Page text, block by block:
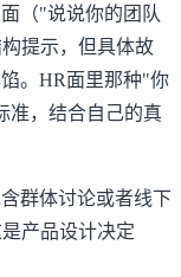
（"说说你的团队
提示，但具体故
。HR面里那种"你
准，结合自己的真
群体讨论或者线下
产品设计决定